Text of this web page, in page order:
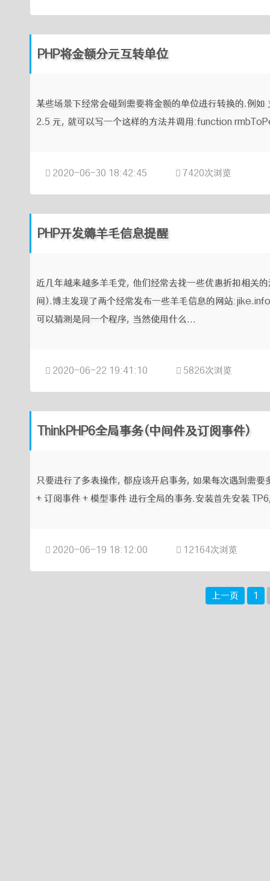
PHP将金额分元互转单位
某些场景下经常会碰到需要将金额的单位进行转换的.例
2.5 元, 就可以写一个这样的方法并调用:function
2020-06-30 18:42:45 7420次浏览
PHP开发薅羊毛信息提醒
近几年越来越多羊毛党, 他们经常去找一些优惠折扣相关
间).博主发现了两个经常发布一些羊毛信息的网站
可以猜测是同一个程序, 当然使用什么...
2020-06-22 19:41:10 5826次浏览
ThinkPHP6全局事务(中间件及订阅事件)
只要进行了多表操作, 都应该开启事务, 如果每次遇到需
+ 订阅事件 + 模型事件 进行全局的事务.安装首先安装
2020-06-19 18:12:00 12164次浏览
上一页 1